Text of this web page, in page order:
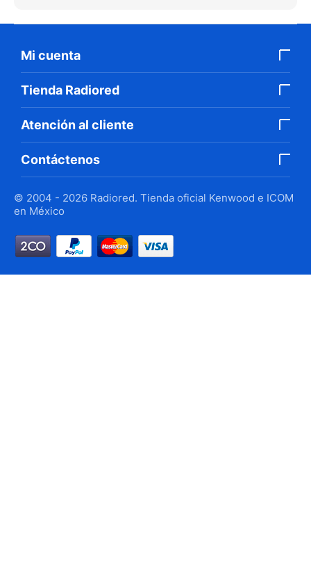
Mi cuenta
Tienda Radiored
Atención al cliente
Contáctenos
© 2004 - 2026 Radiored. Tienda oficial Kenwood e ICOM
en México